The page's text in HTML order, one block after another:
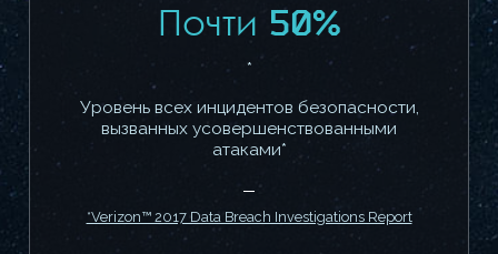
Почти 50%
*
Уровень всех инцидентов безопасности,
вызванных усовершенствованными
атаками*
*Verizon™ 2017 Data Breach Investigations Report